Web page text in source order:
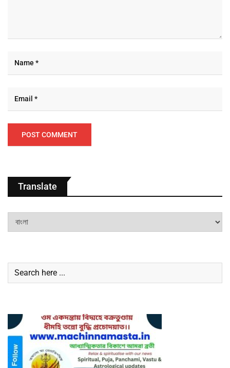
Translate